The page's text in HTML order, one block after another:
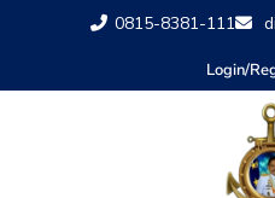
0815-8381-111
Login/